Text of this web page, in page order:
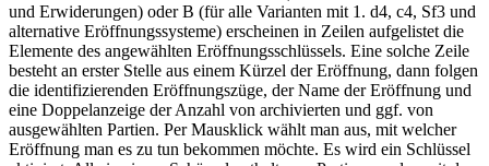
und Erwiderungen) oder B (für alle Varianten mit 1. d4, c4, Sf3 und
alternative Eröffnungssysteme) erscheinen in Zeilen aufgelistet die
Elemente des angewählten Eröffnungsschlüssels. Eine solche Zeile
besteht an erster Stelle aus einem Kürzel der Eröffnung, dann folgen
die identifizierenden Eröffnungszüge, der Name der Eröffnung und
eine Doppelanzeige der Anzahl von archivierten und ggf. von
ausgewählten Partien. Per Mausklick wählt man aus, mit welcher
Eröffnung man es zu tun bekommen möchte. Es wird ein Schlüssel